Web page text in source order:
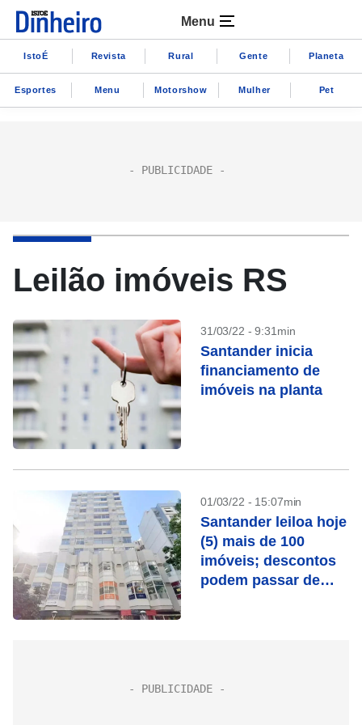
Menu
IstoÉ Revista Rural Gente Planeta
Esportes Menu Motorshow Mulher Pet
Leilão imóveis RS
31/03/22 - 9:31min
Santander inicia
financiamento de
imóveis na planta
01/03/22 - 15:07min
Santander leiloa hoje
(5) mais de 100
imóveis; descontos
podem passar de